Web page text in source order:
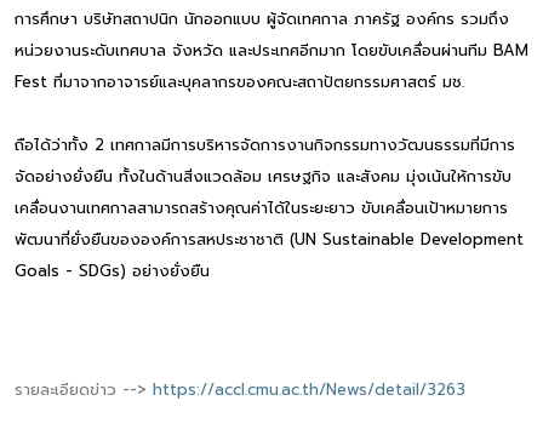
การศึกษา บริษัทสถาปนิก นักออกแบบ ผู้จัดเทศกาล ภาครัฐ องค์กร รวมถึง
หน่วยงานระดับเทศบาล จังหวัด และประเทศอีกมาก โดยขับเคลื่อนผ่านทีม BAM
Fest ที่มาจากอาจารย์และบุคลากรของคณะสถาปัตยกรรมศาสตร์ มช.
ถือได้ว่าทั้ง 2 เทศกาลมีการบริหารจัดการงานกิจกรรมทางวัฒนธรรมที่มีการ
จัดอย่างยั่งยืน ทั้งในด้านสิ่งแวดล้อม เศรษฐกิจ และสังคม มุ่งเน้นให้การขับ
เคลื่อนงานเทศกาลสามารถสร้างคุณค่าได้ในระยะยาว ขับเคลื่อนเป้าหมายการ
พัฒนาที่ยั่งยืนขององค์การสหประชาชาติ (UN Sustainable Development
Goals - SDGs) อย่างยั่งยืน
รายละเอียดข่าว --> https://accl.cmu.ac.th/News/detail/3263